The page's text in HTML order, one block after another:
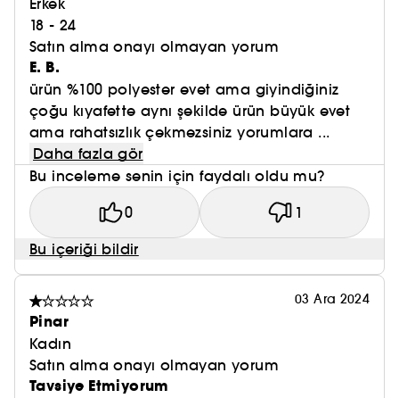
Erkek
18 - 24
Satın alma onayı olmayan yorum
E. B.
ürün %100 polyester evet ama giyindiğiniz
çoğu kıyafette aynı şekilde ürün büyük evet
ama rahatsızlık çekmezsiniz yorumlara ...
Daha fazla gör
Bu inceleme senin için faydalı oldu mu?
0 1
Bu içeriği bildir
03 Ara 2024
Pinar
Kadın
Satın alma onayı olmayan yorum
Tavsiye Etmiyorum